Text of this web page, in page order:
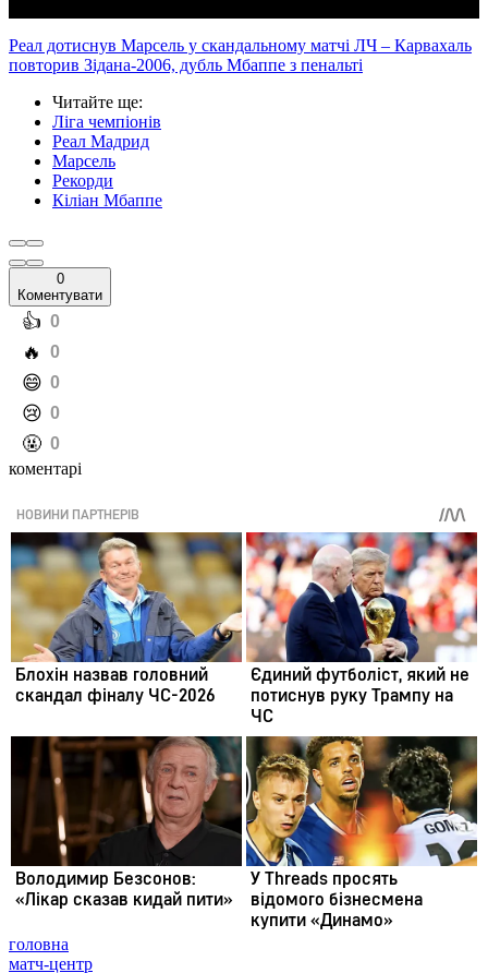
Реал дотиснув Марсель у скандальному матчі ЛЧ – Карвахаль
повторив Зідана-2006, дубль Мбаппе з пенальті
Читайте ще:
Ліга чемпіонів
Реал Мадрид
Марсель
Рекорди
Кіліан Мбаппе
0
Коментувати
️👍 0
️🔥 0
️😄 0
️😢 0
️🤬 0
коментарі
головна
матч-центр